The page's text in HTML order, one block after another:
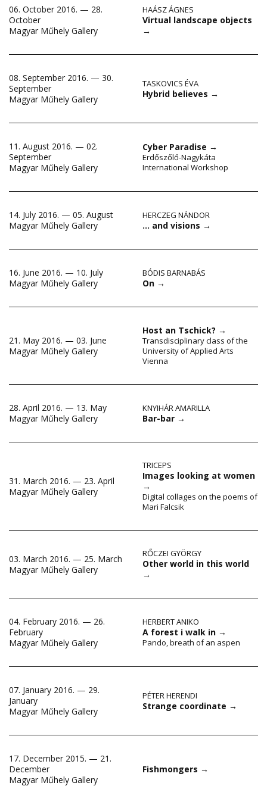
06. October 2016. — 28.
October
Magyar Műhely Gallery
HAÁSZ ÁGNES
Virtual landscape objects
→
08. September 2016. — 30.
September
Magyar Műhely Gallery
TASKOVICS ÉVA
Hybrid believes →
11. August 2016. — 02.
September
Magyar Műhely Gallery
Cyber Paradise →
Erdőszőlő-Nagykáta
International Workshop
14. July 2016. — 05. August
Magyar Műhely Gallery
HERCZEG NÁNDOR
… and visions →
16. June 2016. — 10. July
Magyar Műhely Gallery
BÓDIS BARNABÁS
On →
21. May 2016. — 03. June
Magyar Műhely Gallery
Host an Tschick? →
Transdisciplinary class of the
University of Applied Arts
Vienna
28. April 2016. — 13. May
Magyar Műhely Gallery
KNYIHÁR AMARILLA
Bar-bar →
31. March 2016. — 23. April
Magyar Műhely Gallery
TRICEPS
Images looking at women
→
Digital collages on the poems of
Mari Falcsik
03. March 2016. — 25. March
Magyar Műhely Gallery
RŐCZEI GYÖRGY
Other world in this world
→
04. February 2016. — 26.
February
Magyar Műhely Gallery
HERBERT ANIKO
A forest i walk in →
Pando, breath of an aspen
07. January 2016. — 29.
January
Magyar Műhely Gallery
PÉTER HERENDI
Strange coordinate →
17. December 2015. — 21.
December
Magyar Műhely Gallery
Fishmongers →